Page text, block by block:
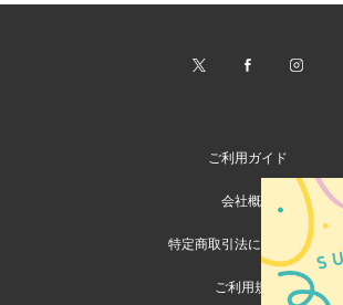
ご利用ガイド
会社概要
特定商取引法に基づく表記
ご利用規約